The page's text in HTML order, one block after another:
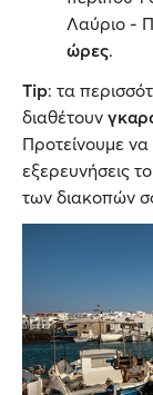
Λαύριο -
ώρες.
Tip: τα
διαθέτουν
Προτείνουμε
εξερευνήσεις
των διακοπών